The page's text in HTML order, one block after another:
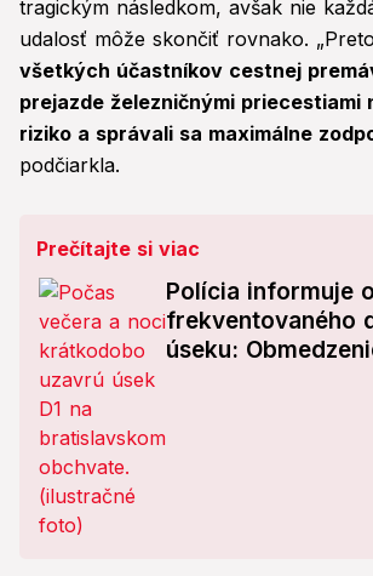
tragickým následkom, avšak nie
udalosť môže skončiť rovnako. „Preto
všetkých účastníkov cestnej
prejazde železničnými priecestiami
riziko a správali sa maximálne
podčiarkla.
Prečítajte si viac
Polícia informuje
frekventovaného
úseku: